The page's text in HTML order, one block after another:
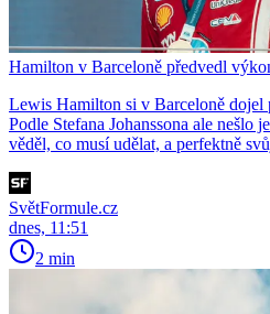
Hamilton v Barceloně předvedl
Lewis Hamilton si v Barceloně dojel
Podle Stefana Johanssona ale nešlo
věděl, co musí udělat, a perfektně
SvětFormule.cz
dnes, 11:51
2 min